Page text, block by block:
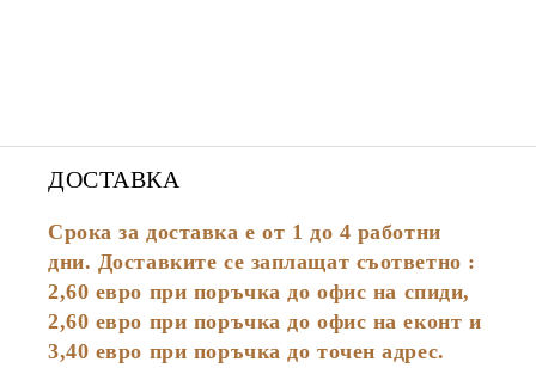
ДОСТАВКА
Срока за доставка е от 1 до 4 работни
дни. Доставките се заплащат съответно :
2,60 евро при поръчка до офис на спиди,
2,60 евро при поръчка до офис на еконт и
3,40 евро при поръчка до точен адрес.